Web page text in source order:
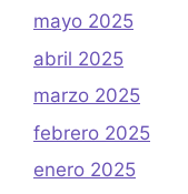
mayo 2025
abril 2025
marzo 2025
febrero 2025
enero 2025